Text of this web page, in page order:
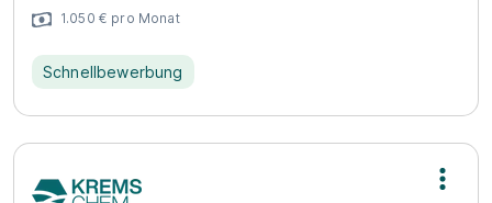
1.050 € pro Monat
Schnellbewerbung